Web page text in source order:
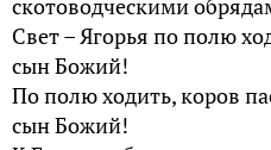
скотоводческими
Свет – Ягорья по полю
сын Божий!
По полю ходить, коров
сын Божий!